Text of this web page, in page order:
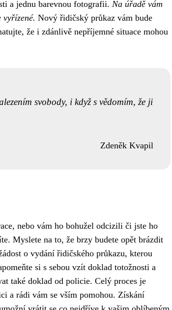
a jednu barevnou fotografii. Na úřadě vám
vyřízené. Nový řidičský průkaz vám bude
že i zdánlivě nepříjemné situace mohou
svobody, i když s vědomím, že ji
Zdeněk Kvapil
nebo vám ho bohužel odcizili či jste ho
Myslete na to, že brzy budete opět brázdit
o vydání řidičského průkazu, kterou
si s sebou vzít doklad totožnosti a
také doklad od policie. Celý proces je
a rádi vám se vším pomohou. Získání